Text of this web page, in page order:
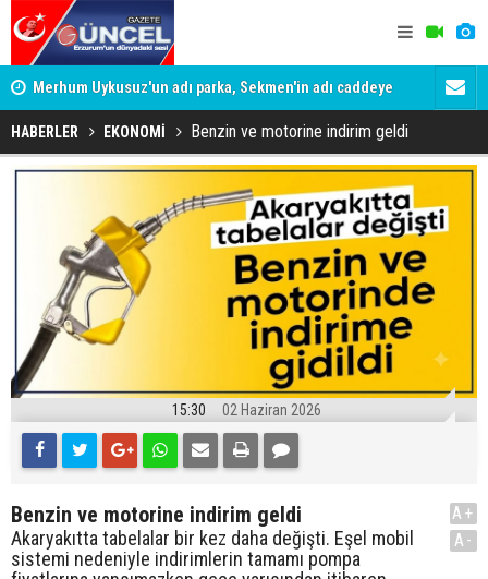
Merhum Uykusuz'un adı parka, Sekmen'in adı caddeye
verildi
HABERLER EKONOMİ Benzin ve motorine indirim geldi
15:30 02 Haziran 2026
Benzin ve motorine indirim geldi
Akaryakıtta tabelalar bir kez daha değişti. Eşel mobil
sistemi nedeniyle indirimlerin tamamı pompa
A+
A-